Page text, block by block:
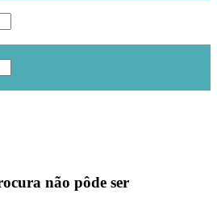
não pôde ser